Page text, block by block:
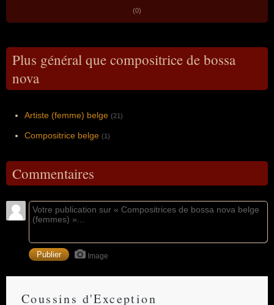
(0)
Plus général que compositrice de bossa
nova
Artiste (femme) belge (21)
Compositrice belge (1)
Commentaires
Image
Coussins d'Exception